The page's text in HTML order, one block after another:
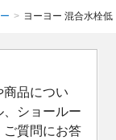
> ヨーヨー 混合水栓
商品につい
ショールー
ご質問にお答